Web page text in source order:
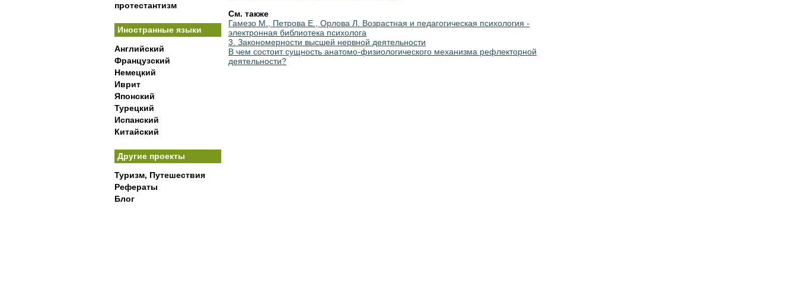
протестантизм
Иностранные языки
Английский
Французский
Немецкий
Иврит
Японский
Турецкий
Испанский
Китайский
Другие проекты
Туризм, Путешествия
Рефераты
Блог
См. также
Гамезо М., Петрова Е., Орлова Л. Возрастная и педагогическая психология -
электронная библиотека психолога
3. Закономерности высшей нервной деятельности
В чем состоит сущность анатомо-физиологического механизма рефлекторной
деятельности?